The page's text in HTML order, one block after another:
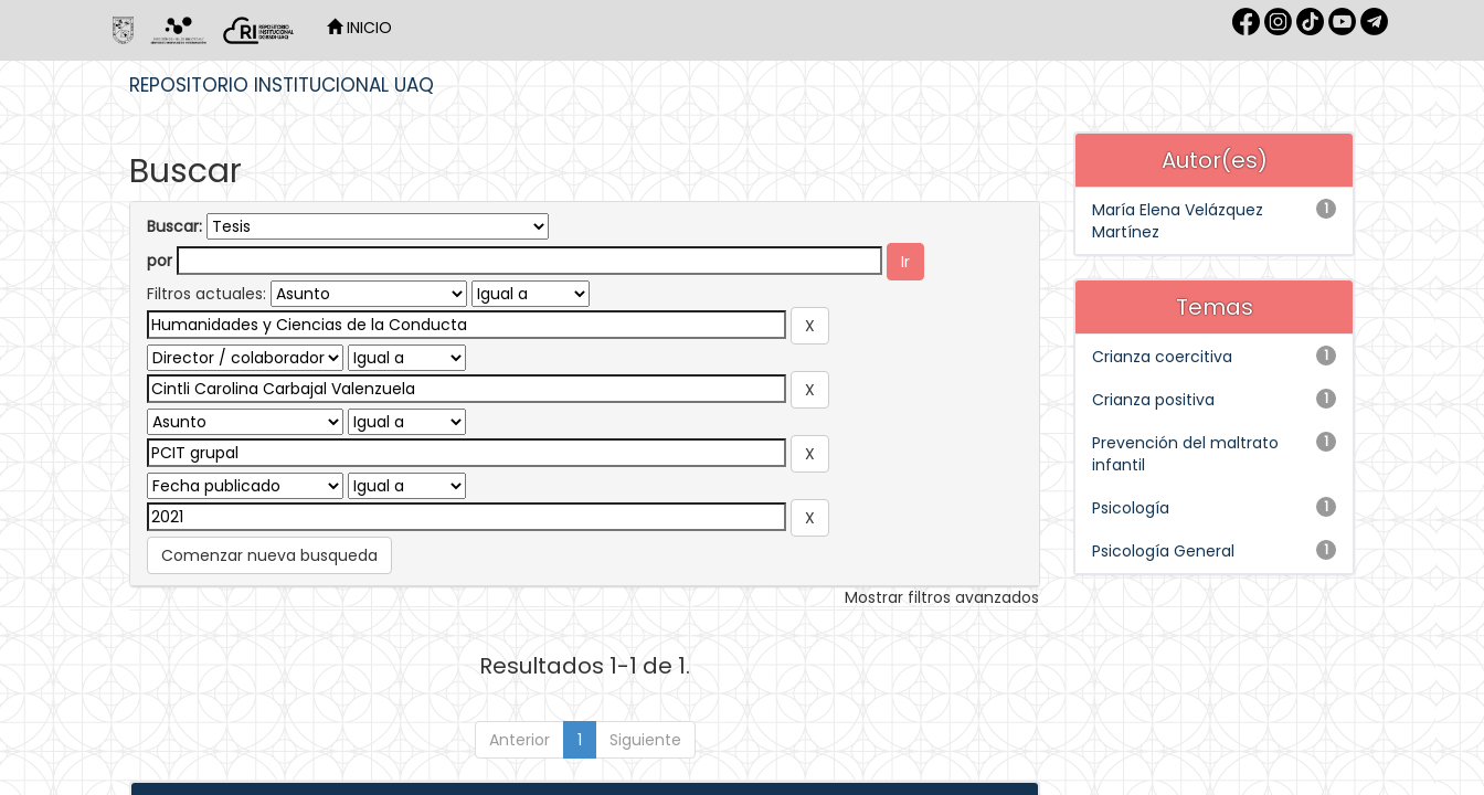
INICIO
REPOSITORIO INSTITUCIONAL UAQ
Buscar
Buscar:
por
Filtros actuales:
Comenzar nueva busqueda
Mostrar filtros avanzados
Resultados 1-1 de 1.
Anterior 1 Siguiente
Autor(es)
1
María Elena Velázquez
Martínez
Temas
1
Crianza coercitiva
1
Crianza positiva
1
Prevención del maltrato
infantil
1
Psicología
1
Psicología General